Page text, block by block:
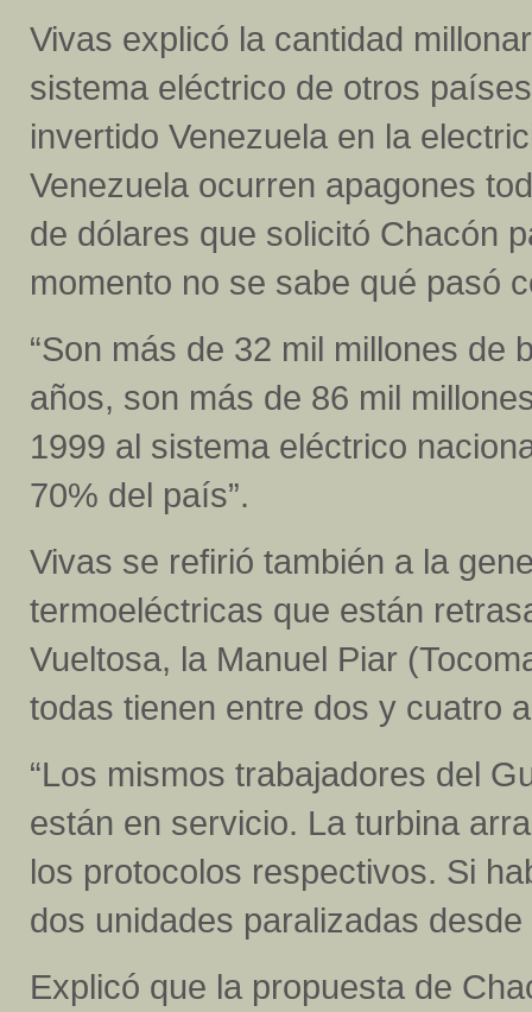
Vivas explicó la cantidad
sistema eléctrico de otros
invertido Venezuela en la
Venezuela ocurren apagones
de dólares que solicitó Chacón
momento no se sabe qué pasó
“Son más de 32 mil millones
años, son más de 86 mil
1999 al sistema eléctrico
70% del país”.
Vivas se refirió también a la
termoeléctricas que están
Vueltosa, la Manuel Piar
todas tienen entre dos y cuatro
“Los mismos trabajadores del
están en servicio. La turbina
los protocolos respectivos. Si
dos unidades paralizadas desde
Explicó que la propuesta de